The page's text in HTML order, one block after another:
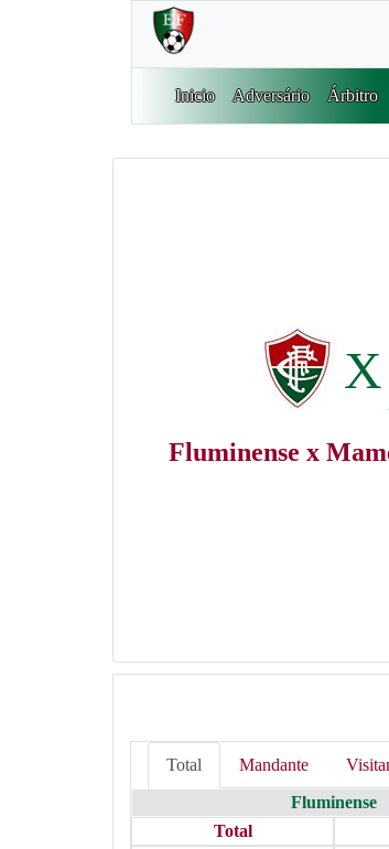
Inicio Adversário Árbitro
X
Fluminense x
Total Mandante
Fluminense
Total